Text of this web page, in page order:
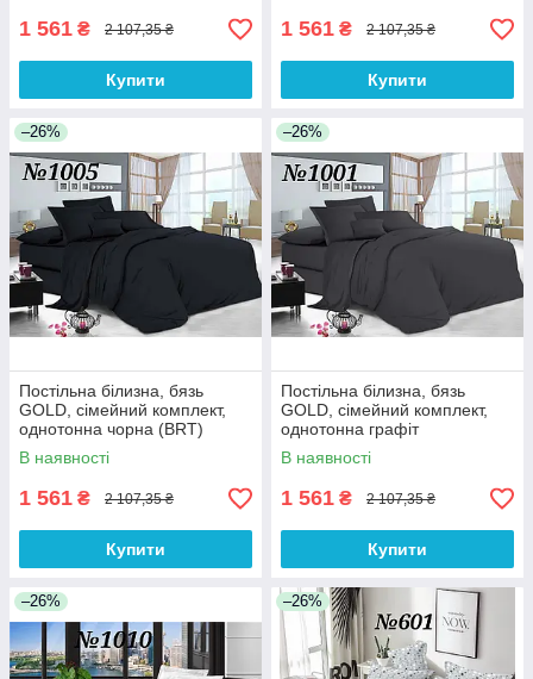
1 561 ₴ 2 107,35 ₴
Купити
1 561 ₴ 2 107,35 ₴
Купити
–26%
Постільна білизна, бязь
GOLD, сімейний комплект,
однотонна чорна (BRT)
В наявності
1 561 ₴ 2 107,35 ₴
Купити
–26%
Постільна білизна, бязь
GOLD, сімейний комплект,
однотонна графіт
В наявності
1 561 ₴ 2 107,35 ₴
Купити
–26% –26%